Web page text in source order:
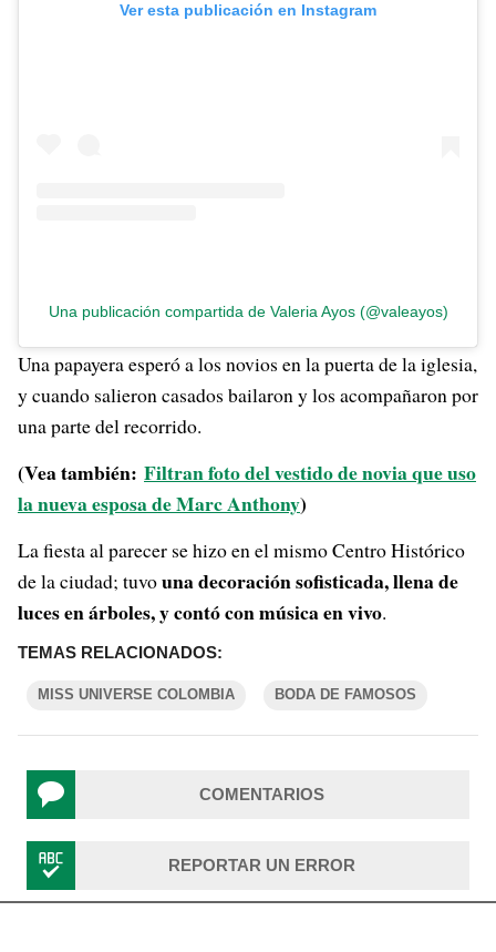
Ver esta publicación en Instagram
Una publicación compartida de Valeria Ayos (@valeayos)
Una papayera esperó a los novios en la puerta de la iglesia,
y cuando salieron casados bailaron y los acompañaron por
una parte del recorrido.
(Vea también: Filtran foto del vestido de novia que uso
la nueva esposa de Marc Anthony)
La fiesta al parecer se hizo en el mismo Centro Histórico
de la ciudad; tuvouna decoración sofisticada, llena de
luces en árboles, y contó con música en vivo.
TEMAS RELACIONADOS:
MISS UNIVERSE COLOMBIA BODA DE FAMOSOS
COMENTARIOS
REPORTAR UN ERROR